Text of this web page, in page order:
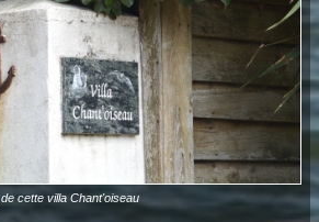
de cette villa Chant'oiseau